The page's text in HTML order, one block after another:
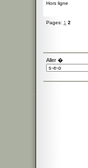
Hors ligne
Pages: 1 2
Aller �